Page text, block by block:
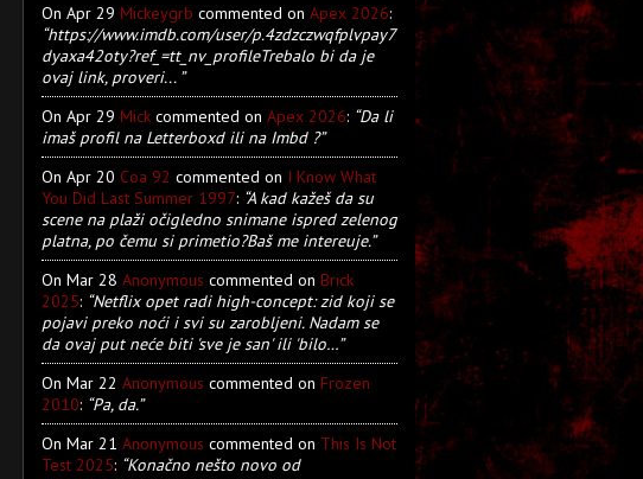
On Apr 29 Mickeygrb commented on Apex 2026:
“https://www.imdb.com/user/p.4zdzczwqfplvpay7
dyaxa42oty?ref_=tt_nv_profileTrebalo bi da je
ovaj link, proveri... ”
On Apr 29 Mick commented on Apex 2026: “Da li
imaš profil na Letterboxd ili na Imbd ?”
On Apr 20 Coa 92 commented on I Know What
You Did Last Summer 1997: “A kad kažeš da su
scene na plaži očigledno snimane ispred zelenog
platna, po čemu si primetio?Baš me intereuje.”
On Mar 28 Anonymous commented on Brick
2025: “Netflix opet radi high-concept: zid koji se
pojavi preko noći i svi su zarobljeni. Nadam se
da ovaj put neće biti 'sve je san' ili 'bilo…”
On Mar 22 Anonymous commented on Frozen
2010: “Pa, da.”
On Mar 21 Anonymous commented on This Is Not
Test 2025: “Konačno nešto novo od